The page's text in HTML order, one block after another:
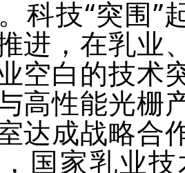
科技“突围”
进，在乳业
空白的技术
高性能光栅
达成战略合
国家乳业